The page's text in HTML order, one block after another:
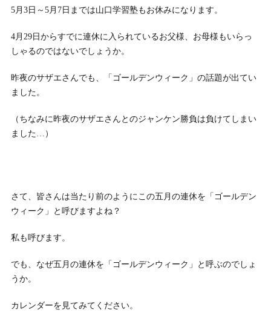
5月3日～5月7日までは山口学習塾もお休みになります。
4月29日からすでに連休に入られているお父様、お母様もいらっ
しゃるのではないでしょうか。
昨夜のサザエさんでも、「ゴールデンウィーク」の話題が出てい
ました。
（ちなみに昨夜のサザエさんとのジャンケン勝負は負けてしまい
ました…）
さて、皆さんは当たり前のようにこの五月の連休を「ゴールデン
ウィーク」と呼びますよね？
私も呼びます。
でも、なぜ五月の連休を「ゴールデンウィーク」と呼ぶのでしょ
うか。
カレンダーを見てみてください。